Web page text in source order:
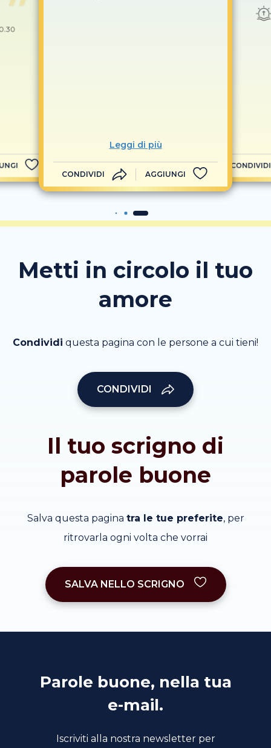
Leggi di più
CONDIVIDI AGGIUNGI
CONDIVIDI
Metti in circolo il tuo
amore
Condividi questa pagina con le persone a cui tieni!
CONDIVIDI
Il tuo scrigno di
parole buone
Salva questa pagina tra le tue preferite, per
ritrovarla ogni volta che vorrai
SALVA NELLO SCRIGNO
Parole buone, nella tua
e-mail.
Iscriviti alla nostra newsletter per